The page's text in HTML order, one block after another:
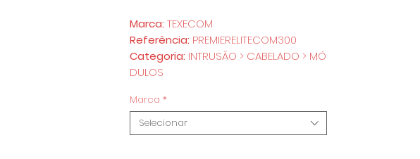
Marca: TEXECOM
Referência: PREMIERELITECOM300
Categoria: INTRUSÃO > CABELADO > MÓ
DULOS
Marca *
Selecionar